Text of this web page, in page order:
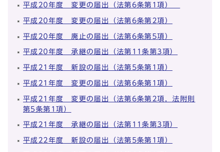
平成20年度 変更の届出（法第6条第1項）
平成20年度 変更の届出（法第6条第2項）
平成20年度 廃止の届出（法第6条第5項）
平成20年度 承継の届出（法第11条第3項）
平成21年度 新設の届出（法第5条第1項）
平成21年度 変更の届出（法第6条第1項）
平成21年度 変更の届出（法第6条第2項，法附則
第5条第1項）
平成21年度 承継の届出（法第11条第3項）
平成22年度 新設の届出（法第5条第1項）